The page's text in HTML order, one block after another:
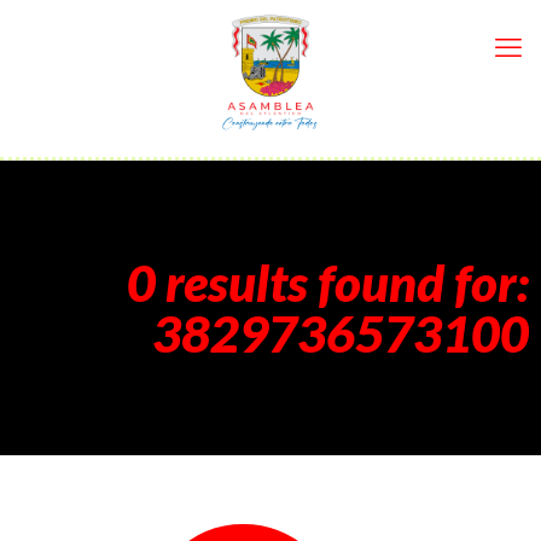
0 results found for:
3829736573100